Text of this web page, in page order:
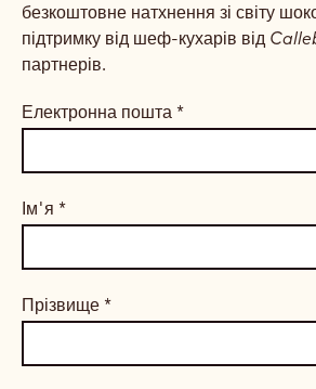
безкоштовне натхнення зі світу
підтримку від шеф-кухарів від
партнерів.
Електронна пошта *
Ім'я *
Прізвище *